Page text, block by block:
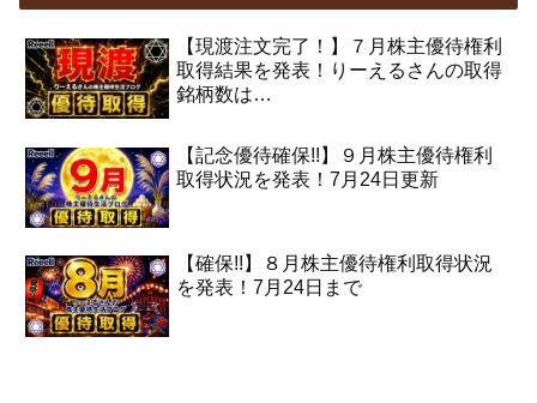
【現渡注文完了！】７月株主優待権利
取得結果を発表！りーえるさんの取得
銘柄数は…
【記念優待確保!!】９月株主優待権利
取得状況を発表！7月24日更新
【確保!!】８月株主優待権利取得状況
を発表！7月24日まで